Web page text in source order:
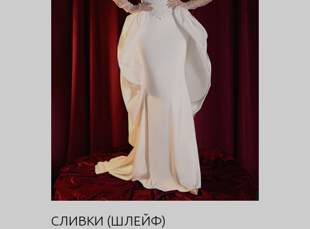
СЛИВКИ (ШЛЕЙФ)
СЛИВКИ (ШЛЕЙФ)